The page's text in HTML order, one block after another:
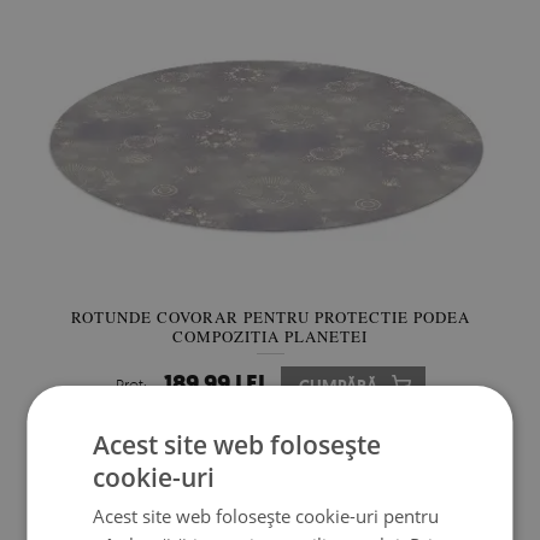
ROTUNDE COVORAR PENTRU PROTECTIE PODEA
COMPOZIȚIA PLANETEI
Preţ: 189.99 LEI CUMPĂRĂ
Acest site web folosește
cookie-uri
Acest site web folosește cookie-uri pentru